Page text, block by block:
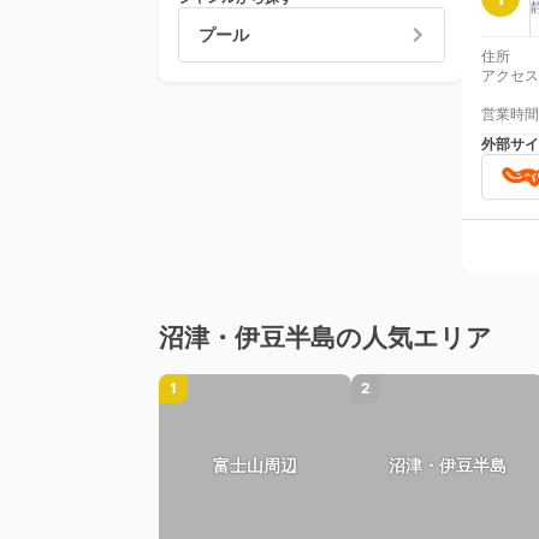
プール
住所
アクセス
営業時間
外部サ
沼津・伊豆半島の人気エリア
1
富士山周辺
2
沼津・伊豆半島